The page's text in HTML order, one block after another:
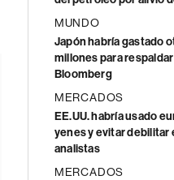
MUNDO
Japón habría gastado
millones para
Bloomberg
MERCADOS
EE.UU. habría usado
yenes y evitar debilitar
analistas
MERCADOS